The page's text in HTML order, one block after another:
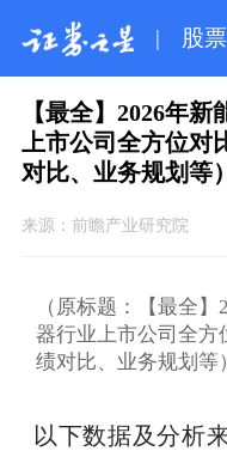
| 股票
【最全】2026年
上市公司全方位对
对比、业务规划等）
来源： 前瞻产业研究院
（原标题：【最全
器行业上市公司全方
绩对比、业务规划等
以下数据及分析